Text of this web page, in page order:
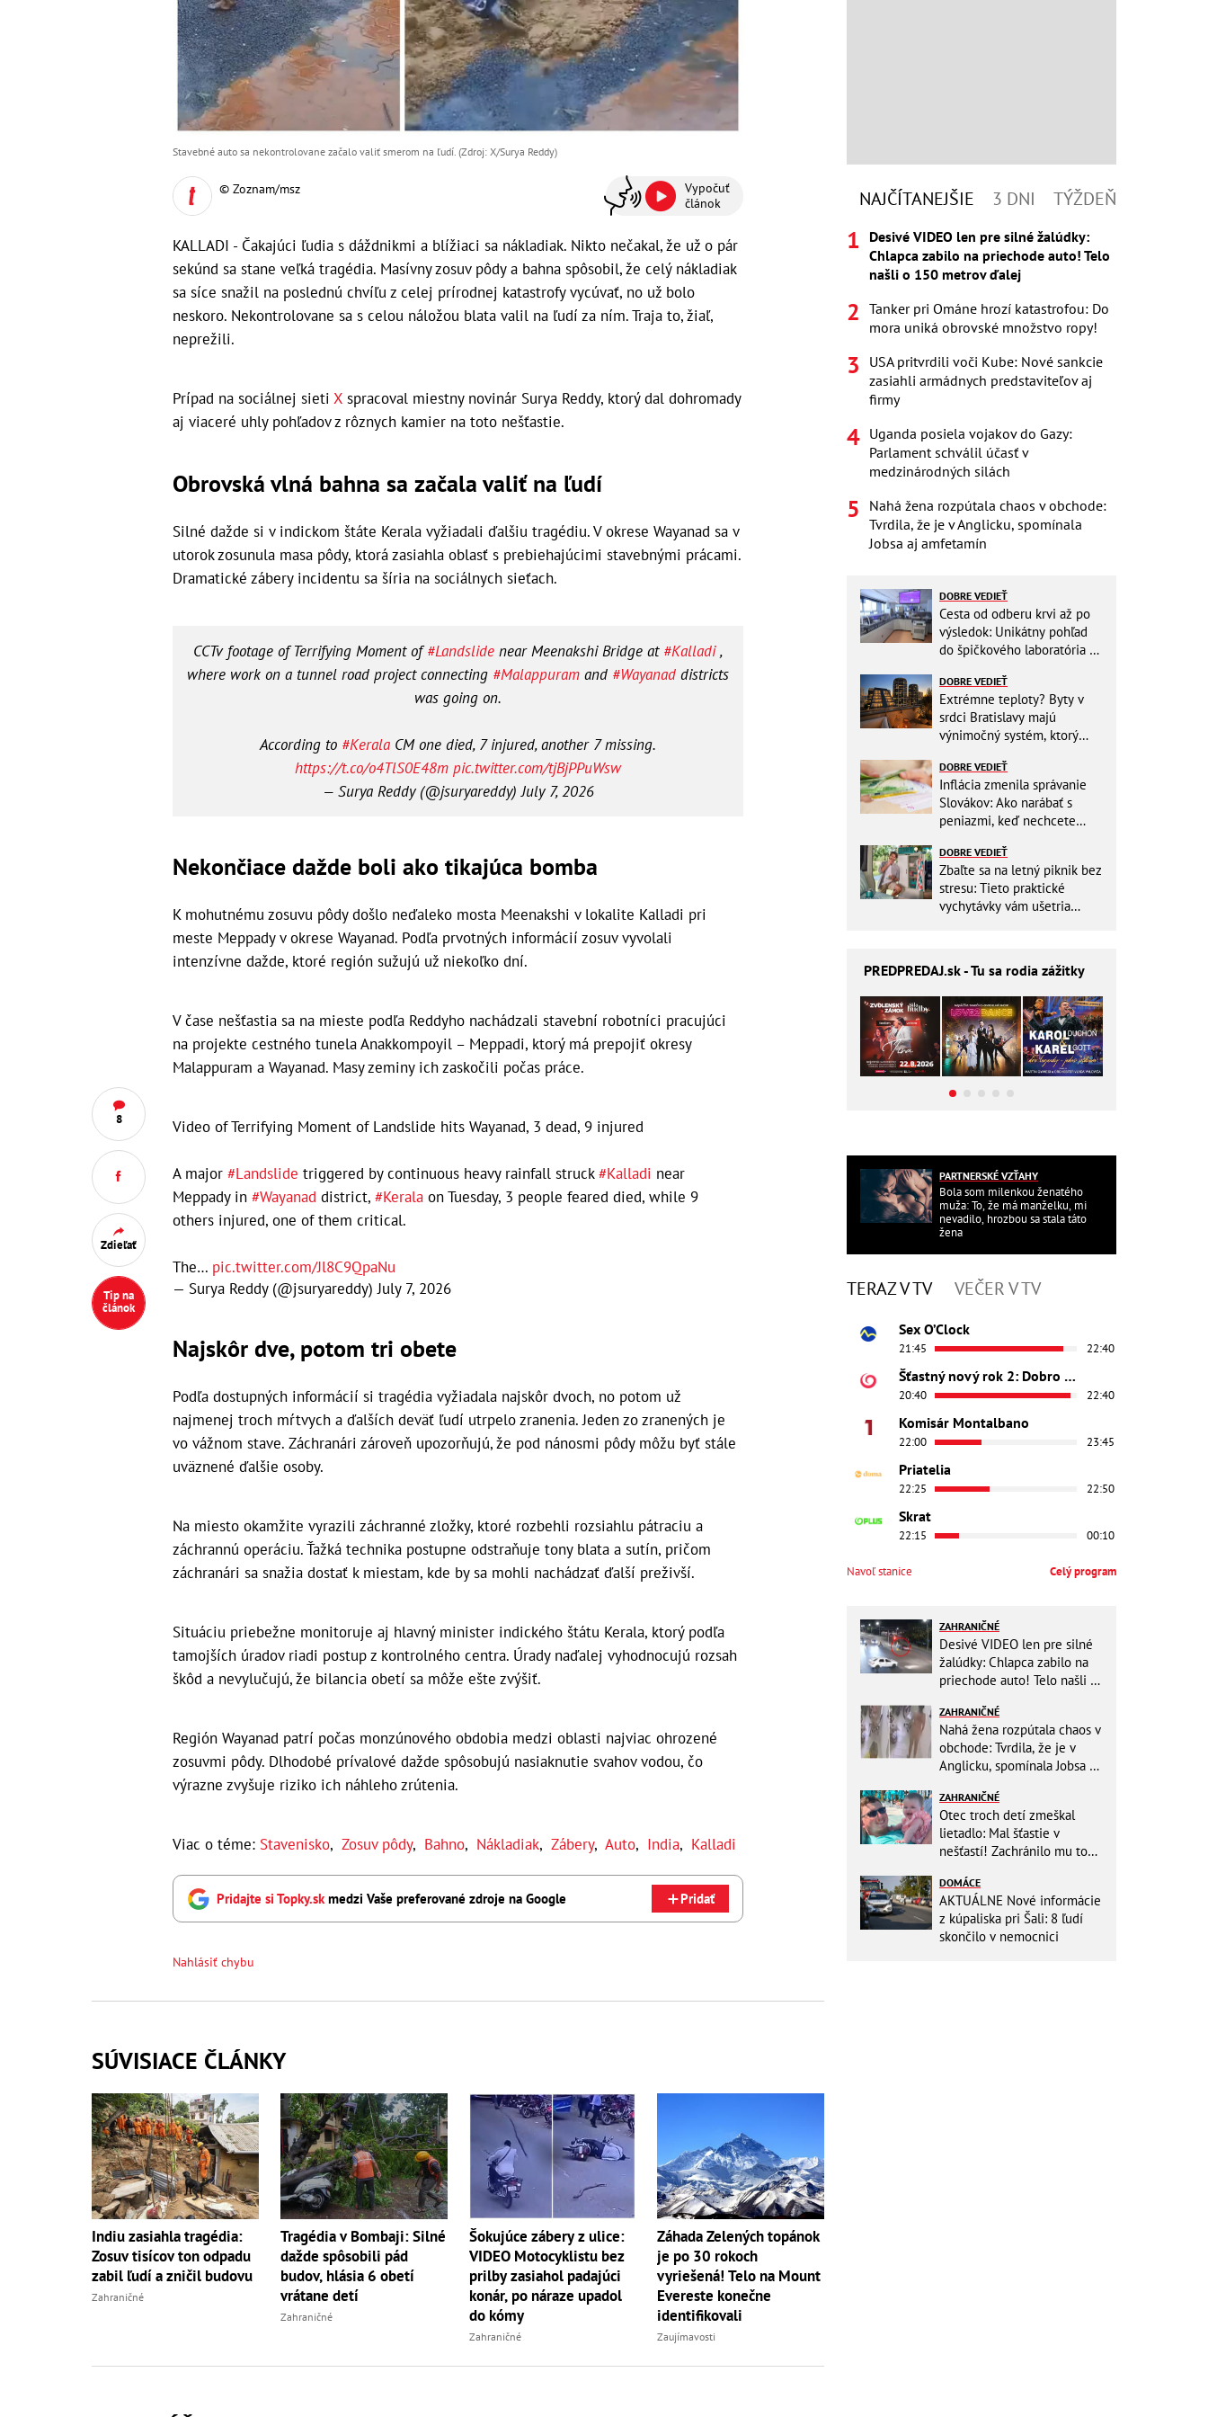
8
Zdieľať
Tip na
článok
Stavebné auto sa nekontrolovane začalo valiť smerom na ľudí. (Zdroj: X/Surya Reddy)
© Zoznam/msz
Vypočuť
článok
KALLADI - Čakajúci ľudia s dáždnikmi a blížiaci sa nákladiak. Nikto nečakal, že už o pár
sekúnd sa stane veľká tragédia. Masívny zosuv pôdy a bahna spôsobil, že celý nákladiak
sa síce snažil na poslednú chvíľu z celej prírodnej katastrofy vycúvať, no už bolo
neskoro. Nekontrolovane sa s celou náložou blata valil na ľudí za ním. Traja to, žiaľ,
neprežili.
Prípad na sociálnej sieti X spracoval miestny novinár Surya Reddy, ktorý dal dohromady
aj viaceré uhly pohľadov z rôznych kamier na toto nešťastie.
Obrovská vlná bahna sa začala valiť na ľudí
Silné dažde si v indickom štáte Kerala vyžiadali ďalšiu tragédiu. V okrese Wayanad sa v
utorok zosunula masa pôdy, ktorá zasiahla oblasť s prebiehajúcimi stavebnými prácami.
Dramatické zábery incidentu sa šíria na sociálnych sieťach.
CCTv footage of Terrifying Moment of#Landslide near Meenakshi Bridge at #Kalladi,
where work on a tunnel road project connecting #Malappuram and #Wayanad districts
was going on.
According to #Kerala CM one died, 7 injured, another 7 missing.
https://t.co/o4TlS0E48m pic.twitter.com/tjBjPPuWsw
— Surya Reddy (@jsuryareddy)July 7, 2026
Nekončiace dažde boli ako tikajúca bomba
K mohutnému zosuvu pôdy došlo neďaleko mosta Meenakshi v lokalite Kalladi pri
meste Meppady v okrese Wayanad. Podľa prvotných informácií zosuv vyvolali
intenzívne dažde, ktoré región sužujú už niekoľko dní.
V čase nešťastia sa na mieste podľa Reddyho nachádzali stavební robotníci pracujúci
na projekte cestného tunela Anakkompoyil – Meppadi, ktorý má prepojiť okresy
Malappuram a Wayanad. Masy zeminy ich zaskočili počas práce.
Video of Terrifying Moment of Landslide hits Wayanad, 3 dead, 9 injured
A major #Landslide triggered by continuous heavy rainfall struck#Kalladi near
Meppady in #Wayanad district, #Kerala on Tuesday, 3 people feared died, while 9
others injured, one of them critical.
The… pic.twitter.com/Jl8C9QpaNu
— Surya Reddy (@jsuryareddy)July 7, 2026
Najskôr dve, potom tri obete
Podľa dostupných informácií si tragédia vyžiadala najskôr dvoch, no potom už
najmenej troch mŕtvych a ďalších deväť ľudí utrpelo zranenia. Jeden zo zranených je
vo vážnom stave. Záchranári zároveň upozorňujú, že pod nánosmi pôdy môžu byť stále
uväznené ďalšie osoby.
Na miesto okamžite vyrazili záchranné zložky, ktoré rozbehli rozsiahlu pátraciu a
záchrannú operáciu. Ťažká technika postupne odstraňuje tony blata a sutín, pričom
záchranári sa snažia dostať k miestam, kde by sa mohli nachádzať ďalší preživší.
Situáciu priebežne monitoruje aj hlavný minister indického štátu Kerala, ktorý podľa
tamojších úradov riadi postup z kontrolného centra. Úrady naďalej vyhodnocujú rozsah
škôd a nevylučujú, že bilancia obetí sa môže ešte zvýšiť.
Región Wayanad patrí počas monzúnového obdobia medzi oblasti najviac ohrozené
zosuvmi pôdy. Dlhodobé prívalové dažde spôsobujú nasiaknutie svahov vodou, čo
výrazne zvyšuje riziko ich náhleho zrútenia.
Viac o téme: Stavenisko, Zosuv pôdy, Bahno, Nákladiak, Zábery, Auto, India, Kalladi
Pridajte si Topky.sk medzi Vaše preferované zdroje na Google Pridať
Nahlásiť chybu
SÚVISIACE ČLÁNKY
Indiu zasiahla tragédia:
Zosuv tisícov ton odpadu
zabil ľudí a zničil budovu
Zahraničné
Tragédia v Bombaji: Silné
dažde spôsobili pád
budov, hlásia 6 obetí
vrátane detí
Zahraničné
Šokujúce zábery z ulice:
VIDEO Motocyklistu bez
prilby zasiahol padajúci
konár, po náraze upadol
do kómy
Zahraničné
Záhada Zelených topánok
je po 30 rokoch
vyriešená! Telo na Mount
Evereste konečne
identifikovali
Zaujímavosti
NAJČÍTANEJŠIE 3 DNI TÝŽDEŇ
Desivé VIDEO len pre silné žalúdky:
Chlapca zabilo na priechode auto! Telo
našli o 150 metrov ďalej
Tanker pri Ománe hrozí katastrofou: Do
mora uniká obrovské množstvo ropy!
USA pritvrdili voči Kube: Nové sankcie
zasiahli armádnych predstaviteľov aj
firmy
Uganda posiela vojakov do Gazy:
Parlament schválil účasť v
medzinárodných silách
Nahá žena rozpútala chaos v obchode:
Tvrdila, že je v Anglicku, spomínala
Jobsa aj amfetamín
DOBRE VEDIEŤ
Cesta od odberu krvi až po
výsledok: Unikátny pohľad
do špičkového laboratória na
DOBRE VEDIEŤ
Extrémne teploty? Byty v
srdci Bratislavy majú
výnimočný systém, ktorý
DOBRE VEDIEŤ
Inflácia zmenila správanie
Slovákov: Ako narábať s
peniazmi, keď nechcete
DOBRE VEDIEŤ
Zbaľte sa na letný piknik bez
stresu: Tieto praktické
vychytávky vám ušetria
PREDPREDAJ.sk - Tu sa rodia zážitky
PARTNERSKÉ VZŤAHY
Bola som milenkou ženatého
muža: To, že má manželku, mi
nevadilo, hrozbou sa stala táto
žena
TERAZ V TV VEČER V TV
Sex O’Clock
21:45 22:40
Šťastný nový rok 2: Dobro došli
20:40 22:40
Komisár Montalbano
22:00 23:45
Priatelia
22:25 22:50
Skrat
22:15 00:10
Navoľ stanice Celý program
ZAHRANIČNÉ
Desivé VIDEO len pre silné
žalúdky: Chlapca zabilo na
priechode auto! Telo našli o
ZAHRANIČNÉ
Nahá žena rozpútala chaos v
obchode: Tvrdila, že je v
Anglicku, spomínala Jobsa aj
ZAHRANIČNÉ
Otec troch detí zmeškal
lietadlo: Mal šťastie v
nešťastí! Zachránilo mu to
DOMÁCE
AKTUÁLNE Nové informácie
z kúpaliska pri Šali: 8 ľudí
skončilo v nemocnici